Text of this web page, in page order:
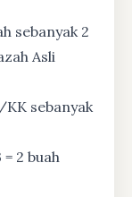
sebanyak 2
Asli
sebanyak
= 2 buah